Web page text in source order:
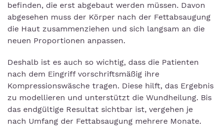
befinden, die erst abgebaut werden müssen. Davon
abgesehen muss der Körper nach der Fettabsaugung
die Haut zusammenziehen und sich langsam an die
neuen Proportionen anpassen.
Deshalb ist es auch so wichtig, dass die Patienten
nach dem Eingriff vorschriftsmäßig ihre
Kompressionswäsche tragen. Diese hilft, das Ergebnis
zu modellieren und unterstützt die Wundheilung. Bis
das endgültige Resultat sichtbar ist, vergehen je
nach Umfang der Fettabsaugung mehrere Monate.